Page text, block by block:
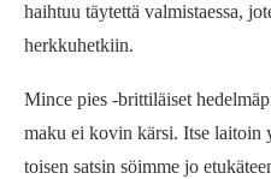
haihtuu täytettä valmistaessa,
herkkuhetkiin.
Mince pies -brittiläiset
maku ei kovin kärsi. Itse laitoin
toisen satsin söimme jo